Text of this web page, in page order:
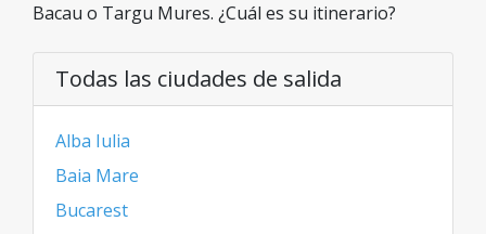
Bacau o Targu Mures. ¿Cuál es su itinerario?
Todas las ciudades de salida
Alba Iulia
Baia Mare
Bucarest